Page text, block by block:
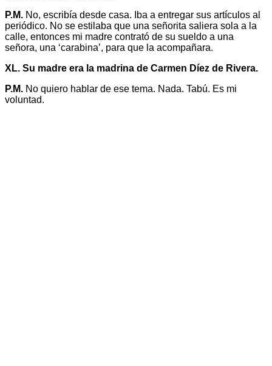
P.M. No, escribía desde casa. Iba a entregar sus artículos al
periódico. No se estilaba que una señorita saliera sola a la
calle, entonces mi madre contrató de su sueldo a una
señora, una ‘carabina’, para que la acompañara.
XL. Su madre era la madrina de Carmen Díez de Rivera.
P.M. No quiero hablar de ese tema. Nada. Tabú. Es mi
voluntad.